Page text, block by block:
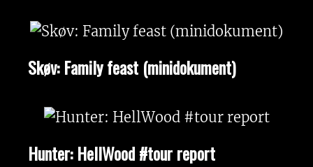
Skøv: Family feast (minidokument)
Hunter: HellWood #tour report